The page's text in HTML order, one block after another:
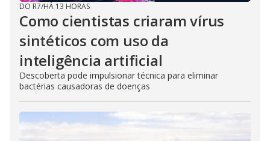
DO R7/HÁ 13 HORAS
Como cientistas criaram vírus
sintéticos com uso da
inteligência artificial
Descoberta pode impulsionar técnica para eliminar
bactérias causadoras de doenças